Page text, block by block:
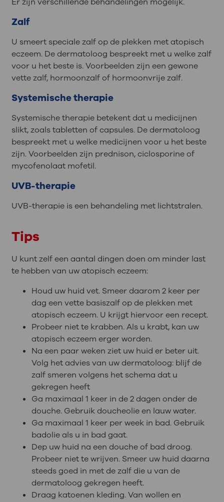
Zalf
U smeert speciale zalf op de plekken met atopisch
eczeem. De dermatoloog bespreekt met u welke zalf
voor u het beste is. Voorbeelden zijn een gewone
vette zalf, hormoonzalf of hormoonvrije zalf.
Systemische therapie
Systemische therapie betekent dat u medicijnen
slikt, zoals tabletten of capsules. De dermatoloog
bespreekt met u welke medicijnen voor u het beste
zijn. Voorbeelden zijn prednison, ciclosporine of
mycofenolaat mofetil.
UVB-therapie
UVB-therapie is een behandeling met lichtstralen.
Tips
U kunt zelf een aantal dingen doen om minder last
te hebben van uw atopisch eczeem:
Houd uw huid vet. Smeer daarom 2 keer per
dag een vette basiszalf op de plekken met
atopisch eczeem. U krijgt hiervoor een recept.
Probeer niet te krabben. Als u krabt, kan uw
atopisch eczeem erger worden.
Na een paar weken ziet uw huid er beter uit.
Volg het advies van uw dermatoloog: blijf de
zalf smeren volgens het schema dat u
gekregen heeft
Ga maximaal 1 keer in de 2 dagen onder de
douche. Gebruik doucheolie en lauw water.
Ga maximaal 1 keer per week in bad. Gebruik
badolie als u in bad gaat.
Dep uw huid na een douche of bad droog.
Probeer niet te wrijven. Smeer uw huid daarna
steeds goed in met de zalf die u van de
dermatoloog gekregen heeft.
Draag katoenen kleding. Van wollen en